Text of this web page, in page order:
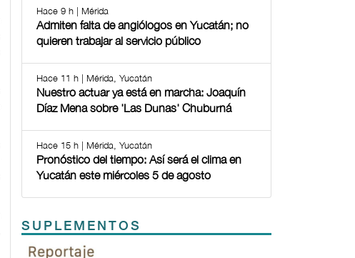
Hace 9 h | Mérida
Admiten falta de angiólogos en Yucatán; no
quieren trabajar al servicio público
Hace 11 h | Mérida, Yucatán
Nuestro actuar ya está en marcha: Joaquín
Díaz Mena sobre 'Las Dunas' Chuburná
Hace 15 h | Mérida, Yucatán
Pronóstico del tiempo: Así será el clima en
Yucatán este miércoles 5 de agosto
SUPLEMENTOS